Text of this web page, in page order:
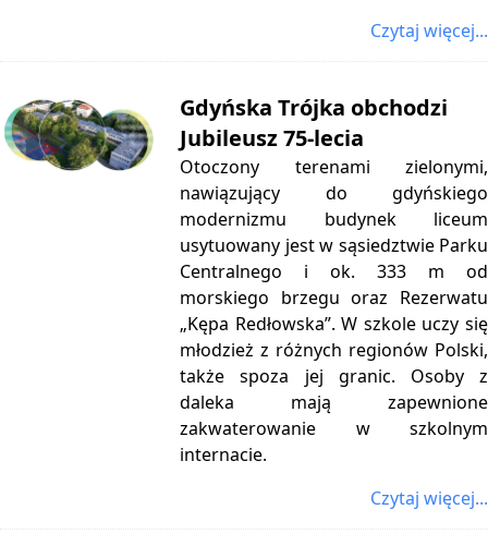
Czytaj więcej...
Gdyńska Trójka obchodzi
Jubileusz 75-lecia
Otoczony terenami zielonymi,
nawiązujący do gdyńskiego
modernizmu budynek liceum
usytuowany jest w sąsiedztwie Parku
Centralnego i ok. 333 m od
morskiego brzegu oraz Rezerwatu
„Kępa Redłowska”.W szkole uczy się
młodzież z różnych regionów Polski,
także spoza jej granic. Osoby z
daleka mają zapewnione
zakwaterowanie w szkolnym
internacie.
Czytaj więcej...